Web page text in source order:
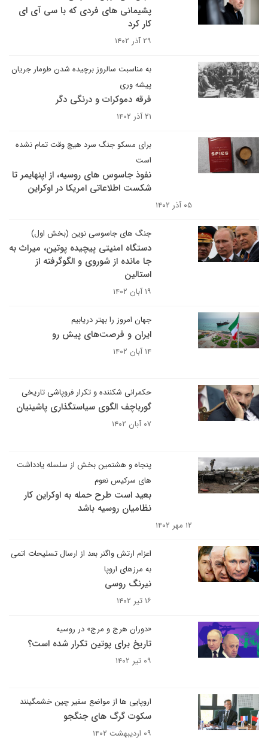
پشیمانی های فردی که با سی آی ای
کار کرد
۲۹ آذر ۱۴۰۲
به مناسبت سالروز برچیده شدن طومار جریان
پیشه وری
فرقه دموکرات و درنگی دگر
۲۱ آذر ۱۴۰۲
برای مسکو جنگ سرد هیچ وقت تمام نشده
است
نفوذ جاسوس های روسیه، از اپنهایمر تا
شکست اطلاعاتی امریکا در اوکراین
۰۵ آذر ۱۴۰۲
جنگ های جاسوسی نوین (بخش اول)
دستگاه امنیتی پیچیده پوتین، میراث به
جا مانده از شوروی و الگوگرفته از
استالین
۱۹ آبان ۱۴۰۲
جهان امروز را بهتر دریابیم
ایران و فرصت‌های پیش رو
۱۴ آبان ۱۴۰۲
حکمرانی شکننده و تکرار فروپاشی تاریخی
گورباچف الگوی سیاستگذاری پاشینیان
۰۷ آبان ۱۴۰۲
پنجاه و هشتمین بخش از سلسله یادداشت
های سرکیس نعوم
بعید است طرح حمله به اوکراین کار
نظامیان روسیه باشد
۱۲ مهر ۱۴۰۲
اعزام ارتش واگنر بعد از ارسال تسلیحات اتمی
به مرزهای اروپا
نیرنگ روسی
۱۶ تیر ۱۴۰۲
«دوران هرج و مرج» در روسیه
تاریخ برای پوتین تکرار شده است؟
۰۹ تیر ۱۴۰۲
اروپایی ها از مواضع سفیر چین خشمگینند
سکوت گرگ های جنگجو
۰۹ اردیبهشت ۱۴۰۲